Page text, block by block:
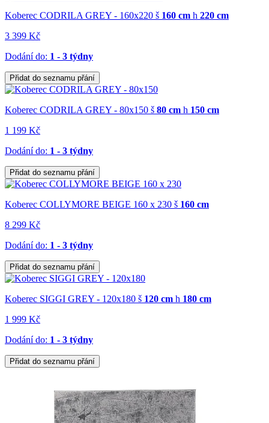
Koberec CODRILA GREY - 160x220 š 160 cm h 220 cm
3 399 Kč
Dodání do: 1 - 3 týdny
Přidat do seznamu přání
Koberec CODRILA GREY - 80x150 š 80 cm h 150 cm
1 199 Kč
Dodání do: 1 - 3 týdny
Přidat do seznamu přání
Koberec COLLYMORE BEIGE 160 x 230 š 160 cm
8 299 Kč
Dodání do: 1 - 3 týdny
Přidat do seznamu přání
Koberec SIGGI GREY - 120x180 š 120 cm h 180 cm
1 999 Kč
Dodání do: 1 - 3 týdny
Přidat do seznamu přání